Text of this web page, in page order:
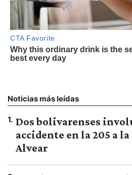
Noticias más leídas
1. Dos bolivarenses
accidente en la 205 a
Alvear